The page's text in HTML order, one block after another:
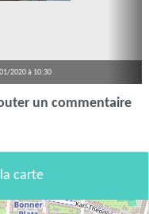
2020 à 10:30
un commentaire
carte